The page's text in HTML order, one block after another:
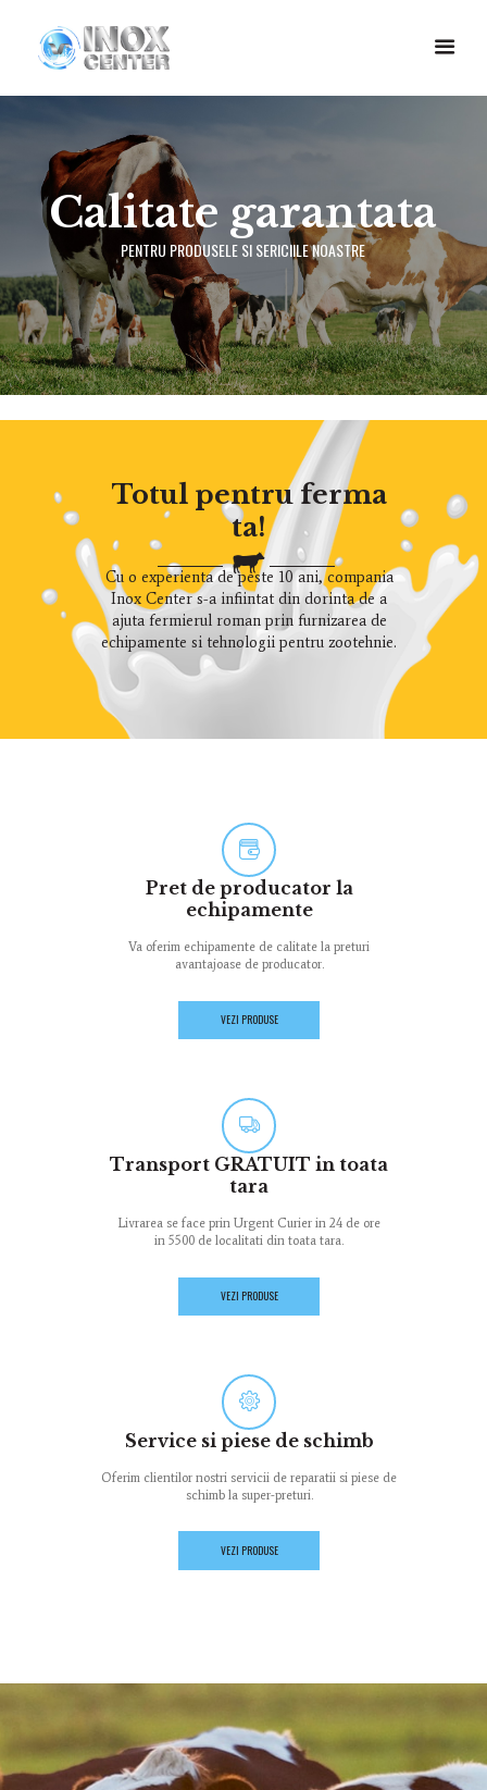
Calitate garantata
PENTRU PRODUSELE SI SERICIILE NOASTRE
CONTACTEAZA-NE!
Totul pentru ferma
ta!
Cu o experienta de peste 10 ani, compania
Inox Center s-a infiintat din dorinta de a
ajuta fermierul roman prin furnizarea de
echipamente si tehnologii pentru zootehnie.
Pret de producator la
echipamente
Va oferim echipamente de calitate la preturi
avantajoase de producator.
VEZI PRODUSE
Transport GRATUIT in toata
tara
Livrarea se face prin Urgent Curier in 24 de ore
in 5500 de localitati din toata tara.
VEZI PRODUSE
Service si piese de schimb
Oferim clientilor nostri servicii de reparatii si piese de
schimb la super-preturi.
VEZI PRODUSE